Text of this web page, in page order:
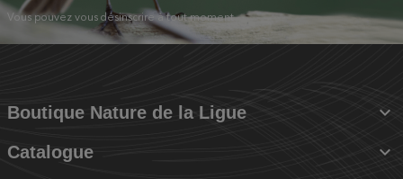
Vous pouvez vous désinscrire à tout moment.
Boutique Nature de la Ligue 
Catalogue 